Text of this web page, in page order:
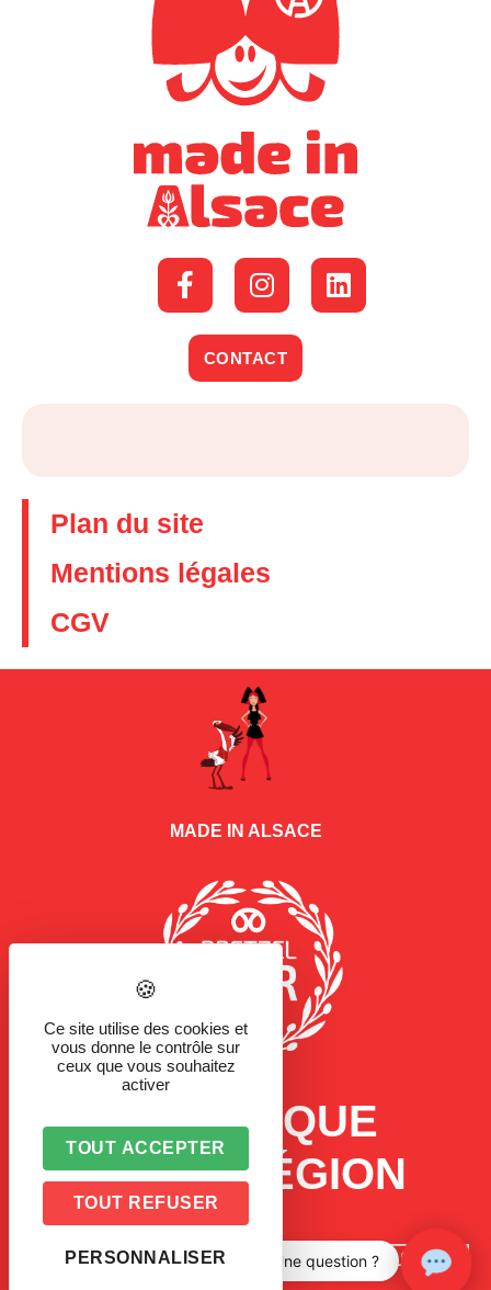
CONTACT
Plan du site
Mentions légales
CGV
MADE IN ALSACE
LA MARQUE
D'UNE RÉGION
Une question ?
Ce site utilise des cookies et
vous donne le contrôle sur
ceux que vous souhaitez
activer
TOUT ACCEPTER
TOUT REFUSER
PERSONNALISER